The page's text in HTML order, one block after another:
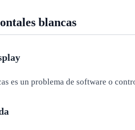
blancas
es un problema de software o